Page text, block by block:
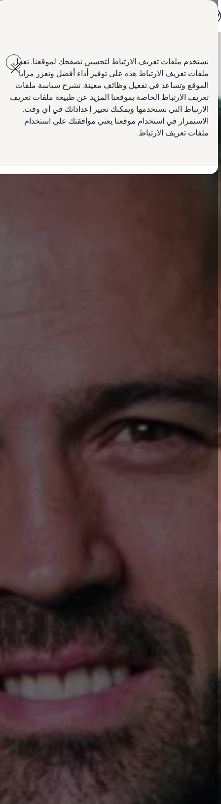
نستخدم ملفات تعريف الارتباط لتحسين تصفحك لموقعنا. تعمل
ملفات تعريف الارتباط هذه على توفير أداء أفضل وتعزز مزايا
الموقع وتساعد في تفعيل وظائف معينة. تشرح سياسة ملفات
تعريف الارتباط الخاصة بموقعنا المزيد عن طبيعة ملفات تعريف
الارتباط التي نستخدمها ويمكنك تغيير إعداداتك في أي وقت.
الاستمرار في استخدام موقعنا يعني موافقتك على استخدام
ملفات تعريف الارتباط.
main
content
footer
تيرامونت
طوارق
أماروك
كرافتر
العروض
السيارات المستعملة
لمالكي وأصحاب السيارة
ابحث عن وكيل Volkswagen